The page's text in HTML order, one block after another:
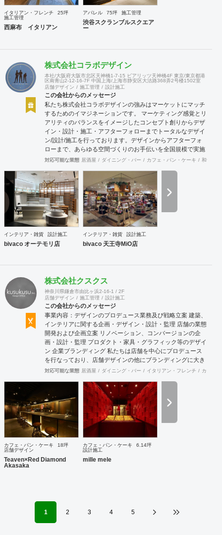
イタリアン・フレンチ
25坪
施工管理
西麻布 イタリアン
アパレル 75坪 施工管理
渋谷スクランブルスクエア
ー
株式会社コラボデザイン
本社/大阪府大阪市北区天神橋1-7-15 ビアリッツ天神橋4F 東京/東京都港
区南青山2-12-16-7F 中国上海/上海市静安区大沽路368弄2号楼1502室
店舗デザイン
施工管理 設計施工
この会社からのメッセージ
私たち株式会社コラボデザインの強みはマーケットにマッチ
するためのイマジネーションです。 マーケティング感覚とリ
アリティのバランスをイメージしたコンセプト創りからデザ
イン・設計・施工・アフターフォローまでトータルなデザイ
ン/設計/施工を行っております。デザインからアフターフォ
ローまで、あらゆる空間づくりのお手伝いを全国規模で実施
できます。上海にもオフィスがございますので、中国での実
対応可能な業態 居酒屋 ダイニング・バー カフェ・パン・ケーキ 和食・
インテリア・雑貨 設計施工
bivaco オーテモリ店
インテリア・雑貨 設計施工
bivaco 天王寺MiO店
株式会社クスクス
神奈川県鎌倉市由比ヶ浜2-16-1 / 2F
店舗デザイン
施工管理 設計施工
この会社からのメッセージ
事業内容：デザインのプロデュース業務及び戦略立案 建築、
インテリアに関する企画・デザイン・設計・監理 店舗の業態
開発および企画立案 リノベーション、コンバージョンの企
画・設計・監理 プロダクト・家具・グラフィック等のデザイ
ン 企業ブランディング 私たちは店舗を中心にプロデュース
を行なっており、店舗デザインの他にブランディングに大き
く力を入れております。ブランディングに時間をかけ、経営
り、社員さんはもちろんのこと、全スタッフまで理念を浸透
させることが重要だと考えます。ブランドの世界感を表現で
きるようブランディングからご一緒させて頂くことで、理念
と一貫性のあるインテリアデザインが表現できると考えてお
ります。さらに、店舗のプレスリリースの作成・発送や、
SNS管理など、メディア面でのサポートも行っております。
ます。弊社では、店舗を作って終わりではなく、その後も地
域や環境と気持ち良く共存していける店舗を創造することが
対応可能な業態 居酒屋 ダイニング・バー イタリアン・フレンチ カフェ
カフェ・パン・ケーキ
18坪
店舗デザイン
Teaven×Red Diamond
Akasaka
カフェ・パン・ケーキ
6.14坪
設計施工
mille mele
1 2 3 4 5